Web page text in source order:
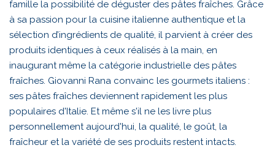
famille la possibilité de déguster des pâtes fraîches. Grâce
à sa passion pour la cuisine italienne authentique et la
sélection d’ingrédients de qualité, il parvient à créer des
produits identiques à ceux réalisés à la main, en
inaugurant même la catégorie industrielle des pâtes
fraîches. Giovanni Rana convainc les gourmets italiens :
ses pâtes fraîches deviennent rapidement les plus
populaires d'Italie. Et même s'il ne les livre plus
personnellement aujourd'hui, la qualité, le goût, la
fraîcheur et la variété de ses produits restent intacts.